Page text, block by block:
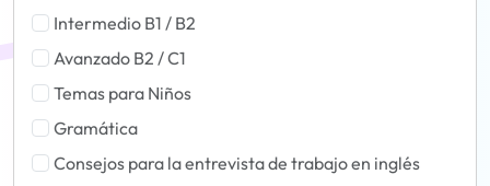
Intermedio B1 / B2
Avanzado B2 / C1
Temas para Niños
Gramática
Consejos para la entrevista de trabajo en inglés